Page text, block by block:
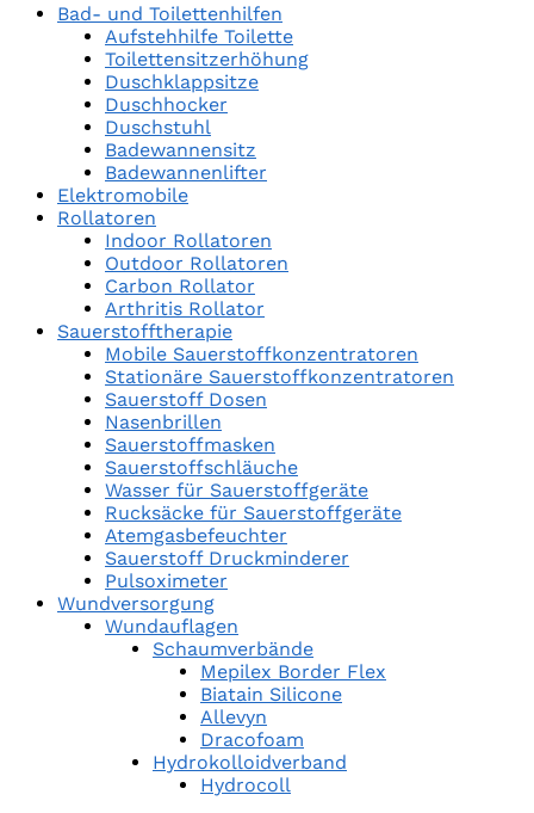
Bad- und Toilettenhilfen
Aufstehhilfe Toilette
Toilettensitzerhöhung
Duschklappsitze
Duschhocker
Duschstuhl
Badewannensitz
Badewannenlifter
Elektromobile
Rollatoren
Indoor Rollatoren
Outdoor Rollatoren
Carbon Rollator
Arthritis Rollator
Sauerstofftherapie
Mobile Sauerstoffkonzentratoren
Stationäre Sauerstoffkonzentratoren
Sauerstoff Dosen
Nasenbrillen
Sauerstoffmasken
Sauerstoffschläuche
Wasser für Sauerstoffgeräte
Rucksäcke für Sauerstoffgeräte
Atemgasbefeuchter
Sauerstoff Druckminderer
Pulsoximeter
Wundversorgung
Wundauflagen
Schaumverbände
Mepilex Border Flex
Biatain Silicone
Allevyn
Dracofoam
Hydrokolloidverband
Hydrocoll